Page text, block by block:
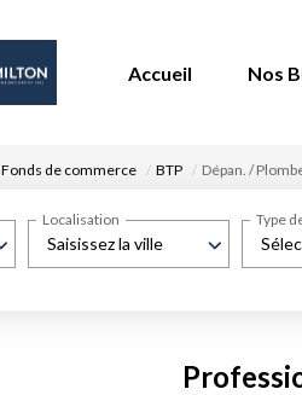
Accueil Nos
Fonds de commerce BTP Dépan. /
Saisissez la ville
Localisation Type